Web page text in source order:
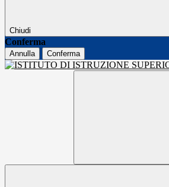
Chiudi
Conferma
Annulla Conferma